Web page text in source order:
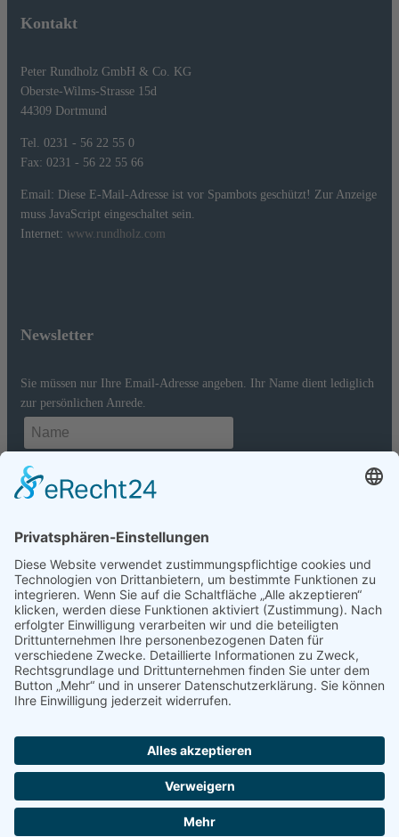
Kontakt
Peter Rundholz GmbH & Co. KG
Oberste-Wilms-Strasse 15d
44309 Dortmund
Tel. 0231 - 56 22 55 0
Fax: 0231 - 56 22 55 66
Email: Diese E-Mail-Adresse ist vor Spambots geschützt! Zur Anzeige
muss JavaScript eingeschaltet sein.
Internet: www.rundholz.com
Newsletter
Sie müssen nur Ihre Email-Adresse angeben. Ihr Name dient lediglich
zur persönlichen Anrede.
Zertifikate
Copyright © 2020 - 2026 RUNDHOLZ Bauunternehmung
Webdesign & SEO by